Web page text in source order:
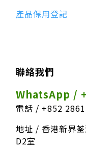
產品保用登記
聯絡我們
WhatsApp /
電話 / +852
地址 / 香港新界
D2室